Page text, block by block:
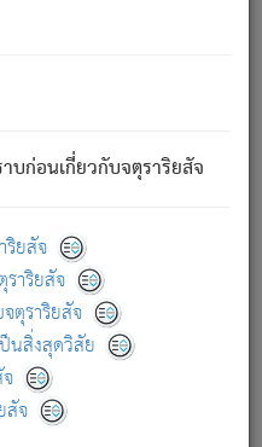
ก่อนเกี่ยวกับจตุราริยสัจ
ยสัจ
าริยสัจ
ตุราริยสัจ
นสิ่งสุดวิสัย
สัจ
ว มีผัสสะบังหน้า
การใด แต่สิ่งนั้นย่อมเป็น
ที่เขาสำคัญนั้น
งหน้าแล้ว มีภพโดยความ
งได้เพลิดเพลินยิ่งนักในภพ
นั้นเป็นภัย (ที่เขาไม่รู้จัก)
ฤติ ก็เพื่อการละขาดซึ่ง
วความหลุดพ้นจากภพว่า
รือพราหมณ์ทั้งปวงนั้น